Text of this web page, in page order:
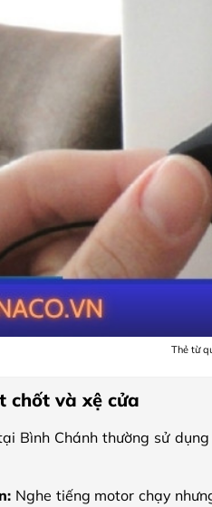
Thẻ từ
chốt và xệ cửa
Bình Chánh thường sử
Nghe tiếng motor chạy